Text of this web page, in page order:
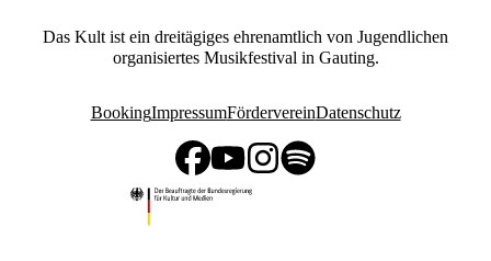
Das Kult ist ein dreitägiges ehrenamtlich von Jugendlichen
organisiertes Musikfestival in Gauting.
BookingImpressumFördervereinDatenschutz